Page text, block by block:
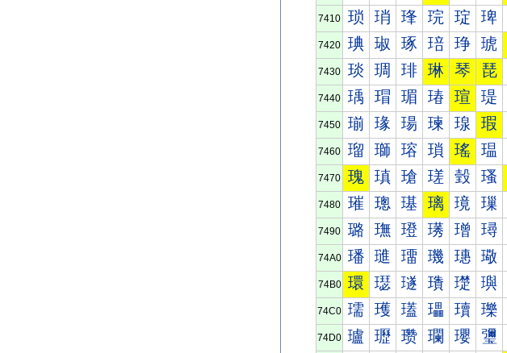
7410 琐 琑 琒 琓 琔 琕
7420 琠 琡 琢 琣 琤 琥
7430 琰 琱 琲 琳 琴 琵
7440 瑀 瑁 瑂 瑃 瑄 瑅
7450 瑐 瑑 瑒 瑓 瑔 瑕
7460 瑠 瑡 瑢 瑣 瑤 瑥
7470 瑰 瑱 瑲 瑳 瑴 瑵
7480 璀 璁 璂 璃 璄 璅
7490 璐 璑 璒 璓 璔 璕
74A0 璠 璡 璢 璣 璤 璥
74B0 環 璱 璲 璳 璴 璵
74C0 瓀 瓁 瓂 瓃 瓄 瓅
74D0 瓐 瓑 瓒 瓓 瓔 瓕